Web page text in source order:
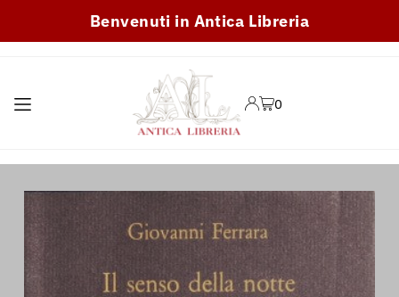
TRANSLATION MISSING:
Benvenuti in Antica Libreria
0